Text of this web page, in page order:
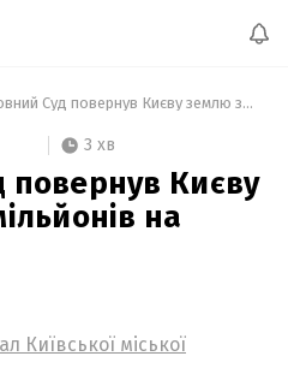
Верховний Суд повернув Києву землю за 238 мільйонів на Троєщині
3 хв
повернув Києву
на
Київської міської